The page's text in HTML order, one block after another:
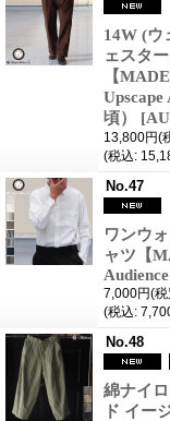
14W (ウ
ェスタ
【
頃）
13,800円(
(税込:
No.47
ワンウ
ャツ【
Audience
7,000円(
(税込:
No.48
綿ナイ
ド イー